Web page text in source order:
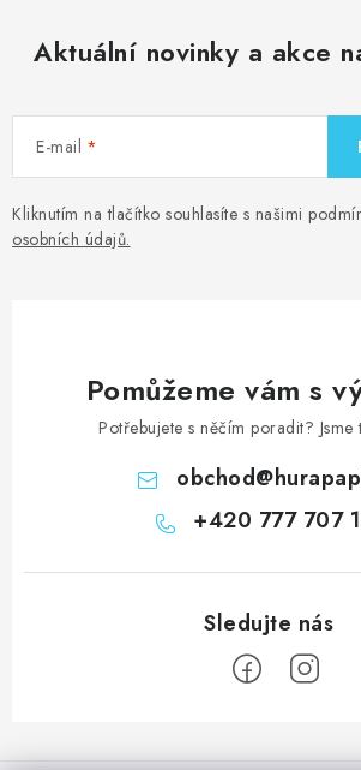
Aktuální novinky a akce
E-mail
Kliknutím na tlačítko souhlasíte s našimi
osobních údajů.
Pomůžeme vám s
Potřebujete s něčím poradit? Jsme
obchod@
+420 777 707